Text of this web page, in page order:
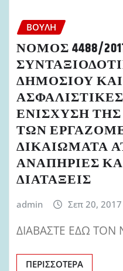
ΒΟΥΛΉ
ΝΟΜΟΣ 4488/
ΔΗΜΟΣΙΟΥ
ΕΝΙΣΧΥΣΗ
ΤΩΝ
ΔΙΚΑΙΩΜΑΤΑ
ΑΝΑΠΗΡΙΕΣ
ΔΙΑΤΑΞΕΙΣ
admin Σεπ 20, 2017
ΔΙΑΒΑΣΤΕ ΕΔΩ
ΠΕΡΙΣΣΌΤΕΡΑ